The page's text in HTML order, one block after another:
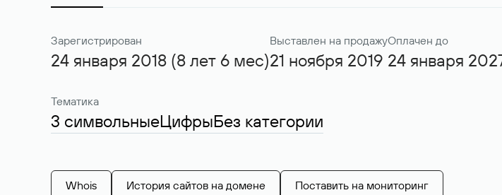
Зарегистрирован
24 января 2018 (8 лет 6 мес)
Выставлен на продажу
21 ноября 2019
Оплачен до
24 января
Тематика
3 символьныеЦифрыБез категории
Whois История сайтов на домене Поставить на мониторинг